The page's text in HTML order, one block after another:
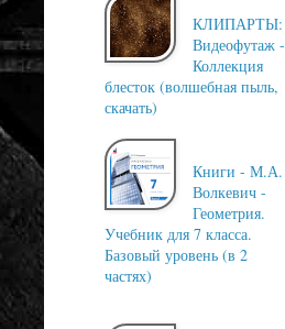
КЛИПАРТЫ:
Видеофутаж -
Коллекция
блесток (волшебная пыль,
скачать)
Книги - М.А.
Волкевич -
Геометрия.
Учебник для 7 класса.
Базовый уровень (в 2
частях)